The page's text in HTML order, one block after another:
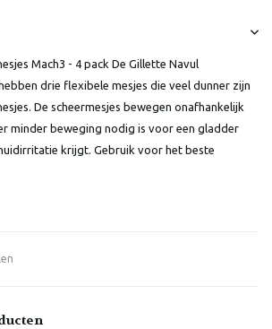
Mach3 - 4 pack De Gillette Navul
drie flexibele mesjes die veel dunner zijn
De scheermesjes bewegen onafhankelijk
minder beweging nodig is voor een gladder
krijgt. Gebruik voor het beste